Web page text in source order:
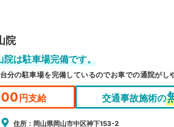
院
は駐車場完備です。
の駐車場を完備しているのでお車での通院がし
円支給 交通事故施術の
住所：岡山県岡山市中区神下153-2